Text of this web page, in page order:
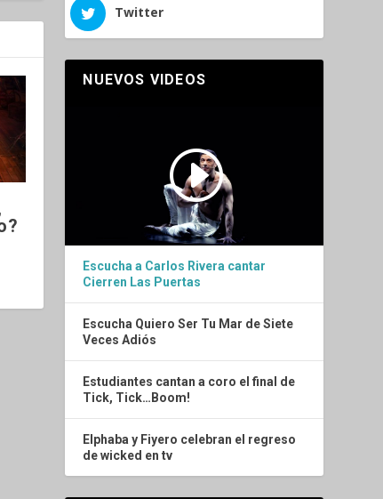
Twitter
NUEVOS VIDEOS
Escucha a Carlos Rivera cantar
Cierren Las Puertas
Escucha Quiero Ser Tu Mar de Siete
Veces Adiós
Estudiantes cantan a coro el final de
Tick, Tick…Boom!
Elphaba y Fiyero celebran el regreso
de wicked en tv